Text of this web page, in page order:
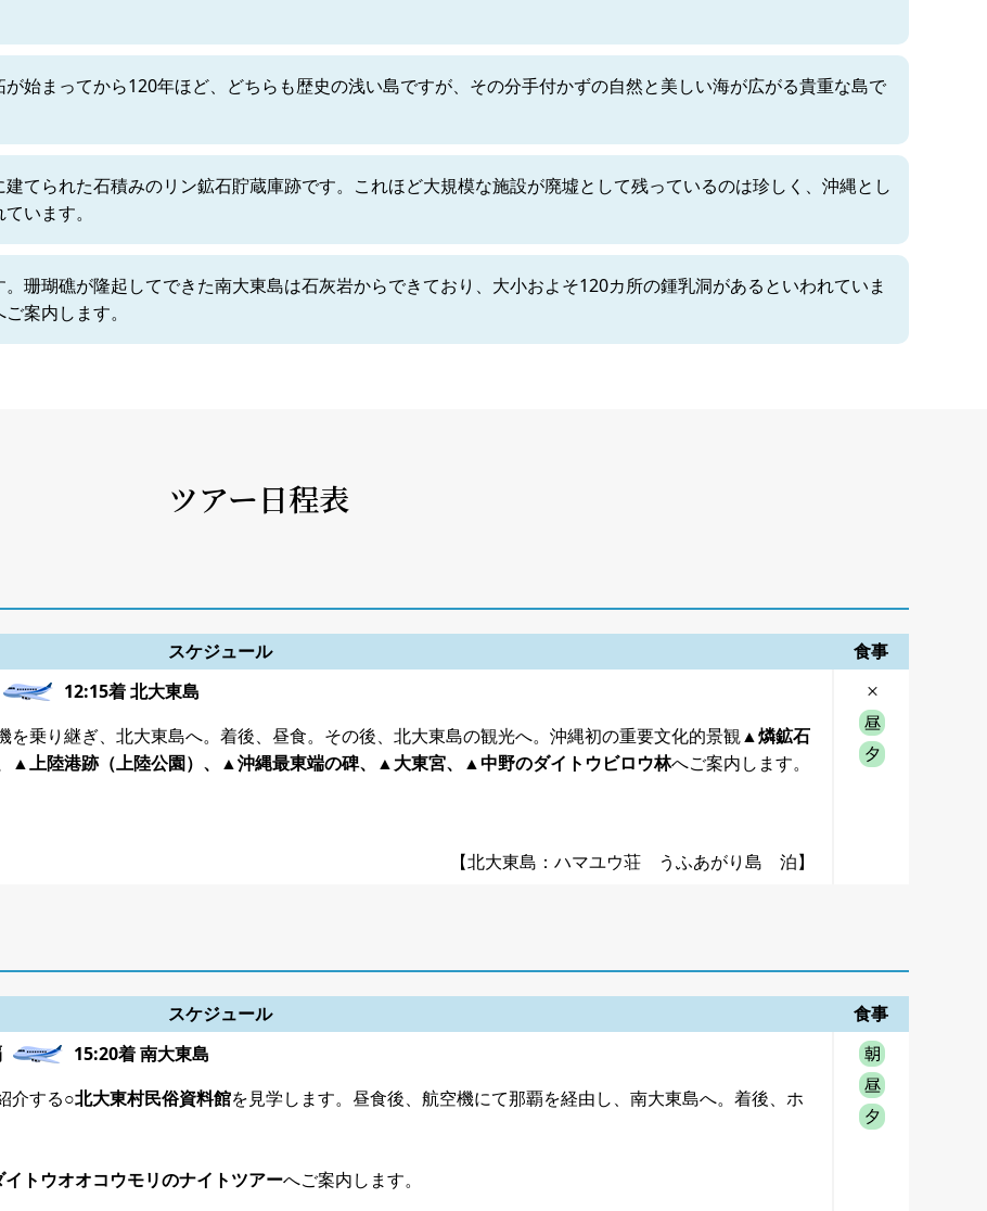
始まってから120年ほど、どちらも歴史の浅い島ですが、その分手付かずの自然と美しい海が広がる貴重な島で
てられた石積みのリン鉱石貯蔵庫跡です。これほど大規模な施設が廃墟として残っているのは珍しく、沖縄とし
います。
珊瑚礁が隆起してできた南大東島は石灰岩からできており、大小およそ120カ所の鍾乳洞があるといわれていま
案内します。
ツアー日程表
スケジュール
食事
12:15着 北大東島
乗り継ぎ、北大東島へ。着後、昼食。その後、北大東島の観光へ。沖縄初の重要文化的景観▲燐鉱石
▲上陸港跡（上陸公園）、▲沖縄最東端の碑、▲大東宮、▲中野のダイトウビロウ林へご案内します。
【北大東島：ハマユウ荘 うふあがり島 泊】
スケジュール
食事
15:20着 南大東島
介する○北大東村民俗資料館を見学します。昼食後、航空機にて那覇を経由し、南大東島へ。着後、ホ
イトウオオコウモリのナイトツアーへご案内します。